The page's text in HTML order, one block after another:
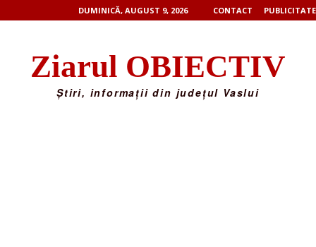
DUMINICĂ, AUGUST 9, 2026 CONTACT PUBLICITATE
Ziarul OBIECTIV
Știri, informații din județul Vaslui